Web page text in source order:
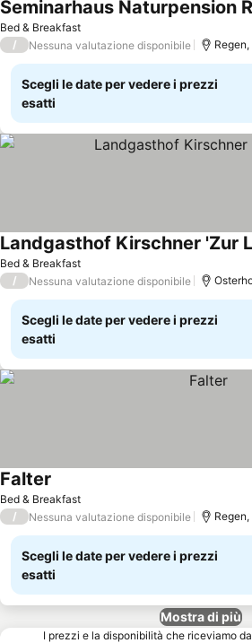
Bed & Breakfast
Seminarhaus Naturpension
/ Nessuna valutazione disponibile
Scegli le date per vedere i prezzi
esatti
Bed & Breakfast
Landgasthof Kirschner 'Zur
/ Nessuna valutazione disponibile
Scegli le date per vedere i prezzi
esatti
Bed & Breakfast
Falter
/ Nessuna valutazione disponibile
Scegli le date per vedere i prezzi
esatti
Mostra di più
I prezzi e la disponibilità che riceviamo